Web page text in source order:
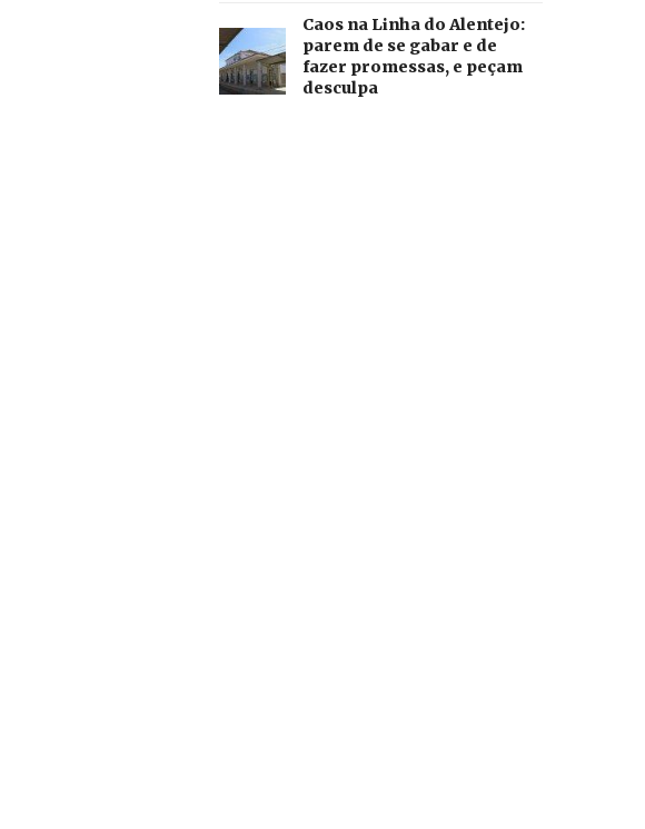
Caos na Linha do Alentejo:
parem de se gabar e de
fazer promessas, e peçam
desculpa